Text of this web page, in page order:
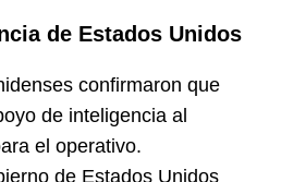
de Estados Unidos
confirmaron que
de inteligencia al
el operativo.
de Estados Unidos